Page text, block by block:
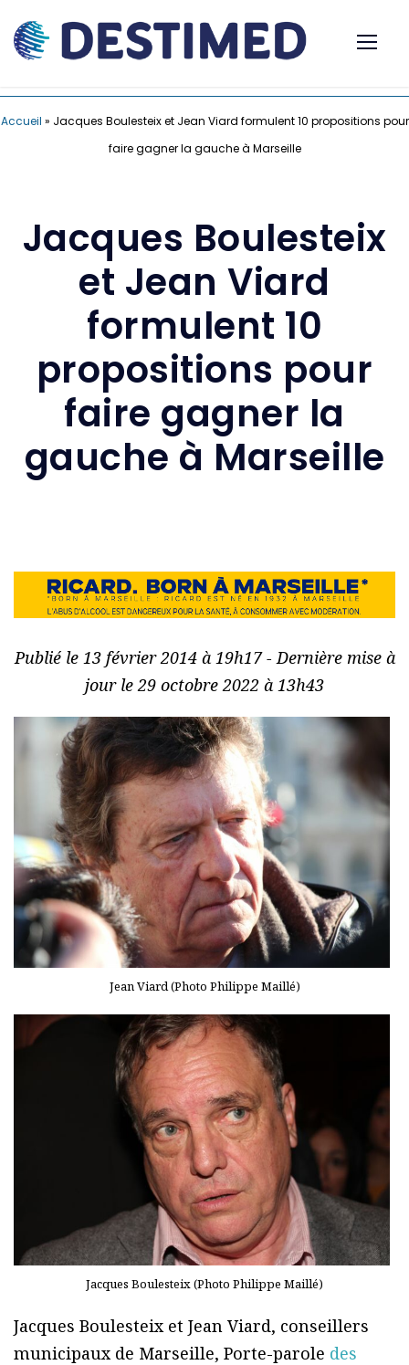
Accueil » Jacques Boulesteix et Jean Viard formulent 10 propositions pour
faire gagner la gauche à Marseille
Jacques Boulesteix
et Jean Viard
formulent 10
propositions pour
faire gagner la
gauche à Marseille
Publié le 13 février 2014 à 19h17 - Dernière mise à
jour le 29 octobre 2022 à 13h43
Jean Viard (Photo Philippe Maillé)
Jacques Boulesteix (Photo Philippe Maillé)
Jacques Boulesteix et Jean Viard, conseillers
municipaux de Marseille, Porte-parole des